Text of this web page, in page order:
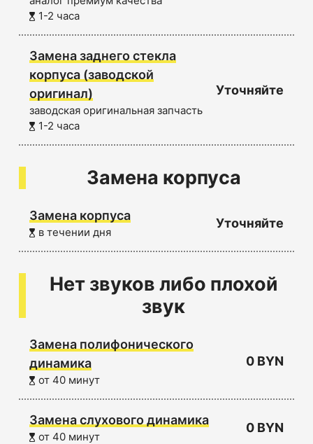
1-2 часа
Замена заднего стекла
корпуса (заводской
оригинал)
заводская оригинальная запчасть
1-2 часа
Уточняйте
Замена корпуса
Замена корпуса
в течении дня
Уточняйте
Нет звуков либо плохой
звук
Замена полифонического
динамика
от 40 минут
0 BYN
Замена слухового динамика
от 40 минут
0 BYN